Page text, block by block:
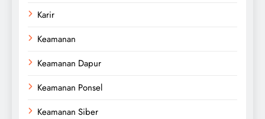
Karir
Keamanan
Keamanan Dapur
Keamanan Ponsel
Keamanan Siber